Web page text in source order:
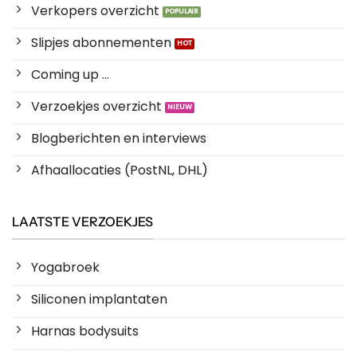
Verkopers overzicht
Slipjes abonnementen
Coming up ...
Verzoekjes overzicht
Blogberichten en interviews
Afhaallocaties (PostNL, DHL)
LAATSTE VERZOEKJES
Yogabroek
Siliconen implantaten
Harnas bodysuits